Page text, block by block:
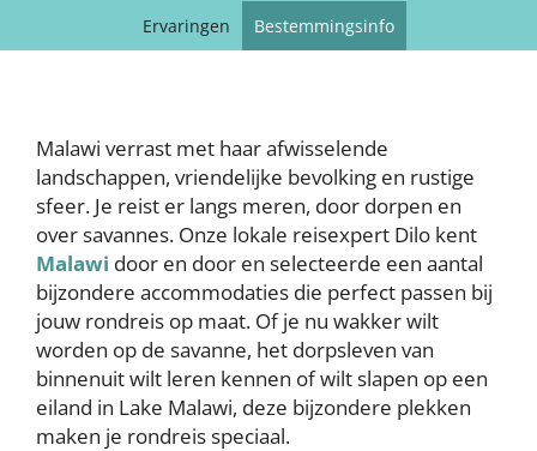
Ervaringen Bestemmingsinfo
Malawi verrast met haar afwisselende
landschappen, vriendelijke bevolking en rustige
sfeer. Je reist er langs meren, door dorpen en
over savannes. Onze lokale reisexpert Dilo kent
Malawi door en door en selecteerde een aantal
bijzondere accommodaties die perfect passen bij
jouw rondreis op maat. Of je nu wakker wilt
worden op de savanne, het dorpsleven van
binnenuit wilt leren kennen of wilt slapen op een
eiland in Lake Malawi, deze bijzondere plekken
maken je rondreis speciaal.